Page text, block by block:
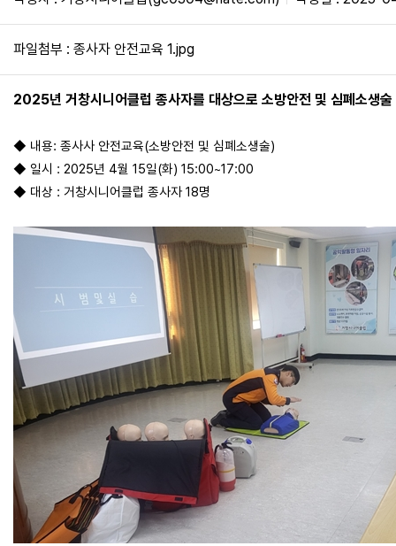
파일첨부 : 종사자 안전교육 1.jpg
2025년 거창시니어클럽 종사자를 대상으로 소방안전 및 심폐소생
◆ 내용: 종사사 안전교육(소방안전 및 심폐소생술)
◆ 일시 : 2025년 4월 15일(화) 15:00~17:00
◆ 대상 : 거창시니어클럽 종사자 18명